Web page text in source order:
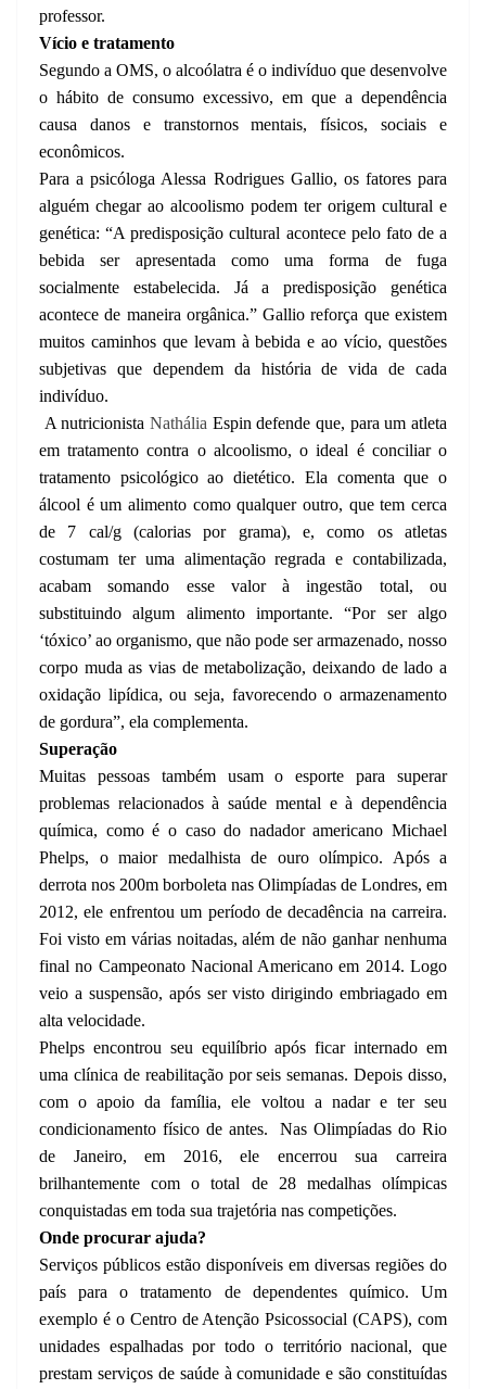
professor.
Vício e tratamento
Segundo a OMS, o alcoólatra é o indivíduo que desenvolve
o hábito de consumo excessivo, em que a dependência
causa danos e transtornos mentais, físicos, sociais e
econômicos.
Para a psicóloga Alessa Rodrigues Gallio, os fatores para
alguém chegar ao alcoolismo podem ter origem cultural e
genética: “A predisposição cultural acontece pelo fato de a
bebida ser apresentada como uma forma de fuga
socialmente estabelecida. Já a predisposição genética
acontece de maneira orgânica.” Gallio reforça que existem
muitos caminhos que levam à bebida e ao vício, questões
subjetivas que dependem da história de vida de cada
indivíduo.
A nutricionistaNathália Espin defende que, para um atleta
em tratamento contra o alcoolismo, o ideal é conciliar o
tratamento psicológico ao dietético. Ela comenta que o
álcool é um alimento como qualquer outro, que tem cerca
de 7 cal/g (calorias por grama), e, como os atletas
costumam ter uma alimentação regrada e contabilizada,
acabam somando esse valor à ingestão total, ou
substituindo algum alimento importante. “Por ser algo
‘tóxico’ ao organismo, que não pode ser armazenado, nosso
corpo muda as vias de metabolização, deixando de lado a
oxidação lipídica, ou seja, favorecendo o armazenamento
de gordura”, ela complementa.
Superação
Muitas pessoas também usam o esporte para superar
problemas relacionados à saúde mental e à dependência
química, como é o caso do nadador americano Michael
Phelps, o maior medalhista de ouro olímpico. Após a
derrota nos 200m borboleta nas Olimpíadas de Londres, em
2012, ele enfrentou um período de decadência na carreira.
Foi visto em várias noitadas, além de não ganhar nenhuma
final no Campeonato Nacional Americano em 2014. Logo
veio a suspensão, após ser visto dirigindo embriagado em
alta velocidade.
Phelps encontrou seu equilíbrio após ficar internado em
uma clínica de reabilitação por seis semanas. Depois disso,
com o apoio da família, ele voltou a nadar e ter seu
condicionamento físico de antes.
Nas Olimpíadas do Rio
de Janeiro, em 2016, ele encerrou sua carreira
brilhantemente com o total de 28 medalhas olímpicas
conquistadas em toda sua trajetória nas competições.
Onde procurar ajuda?
Serviços públicos estão disponíveis em diversas regiões do
país para o tratamento de dependentes químico. Um
exemplo é o Centro de Atenção Psicossocial (CAPS), com
unidades espalhadas por todo o território nacional, que
prestam serviços de saúde à comunidade e são constituídas